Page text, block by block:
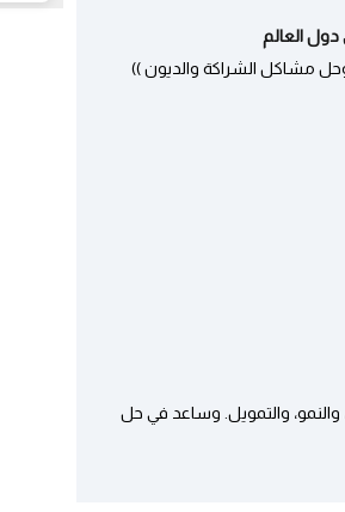
العالم
مشاكل الشراكة والديون ))
والتمويل. وساعد في حل